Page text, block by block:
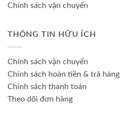
Chính sách vận chuyển
THÔNG TIN HỮU ÍCH
Chính sách vận chuyển
Chính sách hoàn tiền & trả hàng
Chính sách thanh toán
Theo dõi đơn hàng